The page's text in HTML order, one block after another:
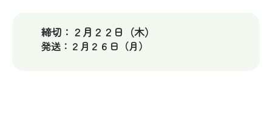
締切：２月２２日（木）
発送：２月２６日（月）